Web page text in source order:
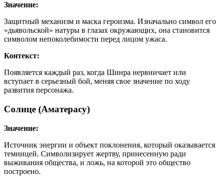
Значение:
Защитный механизм и маска героизма. Изначально символ его
«дьявольской» натуры в глазах окружающих, она становится
символом непоколебимости перед лицом ужаса.
Контекст:
Появляется каждый раз, когда Шинра нервничает или
вступает в серьезный бой, меняя свое значение по ходу
развития персонажа.
Солнце (Аматерасу)
Значение:
Источник энергии и объект поклонения, который оказывается
темницей. Символизирует жертву, принесенную ради
выживания общества, и ложь, на которой это общество
построено.